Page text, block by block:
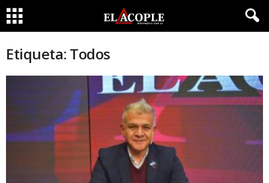
Etiqueta: Todos